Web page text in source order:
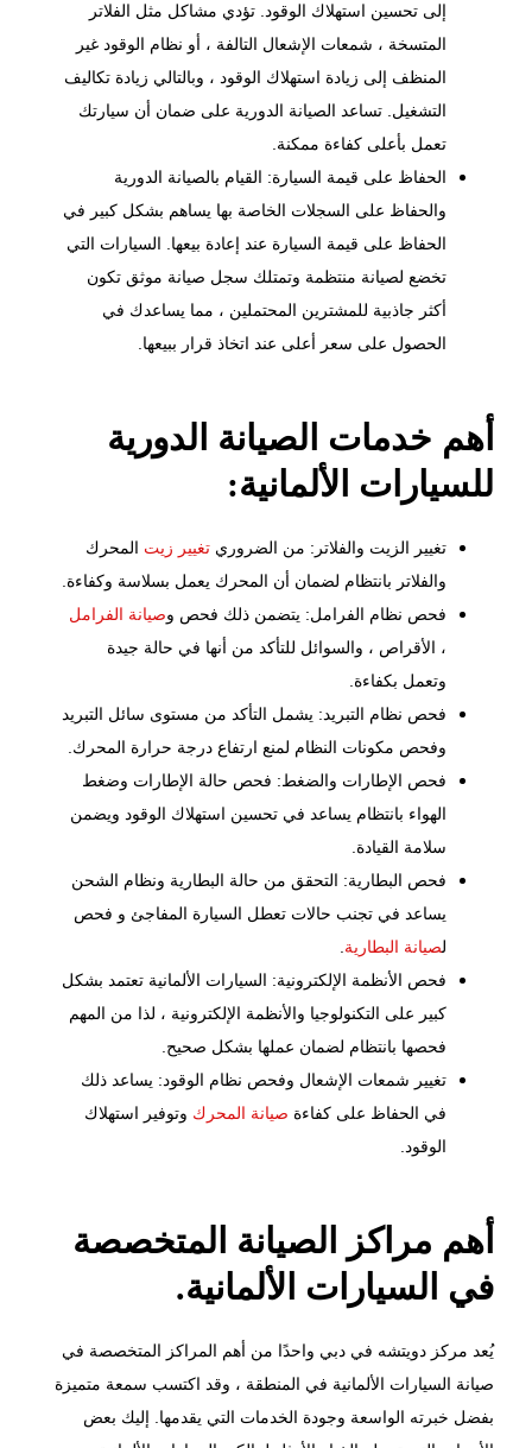
إلى تحسين استهلاك الوقود. تؤدي مشاكل مثل الفلاتر
المتسخة ، شمعات الإشعال التالفة ، أو نظام الوقود غير
المنظف إلى زيادة استهلاك الوقود ، وبالتالي زيادة تكاليف
التشغيل. تساعد الصيانة الدورية على ضمان أن سيارتك
تعمل بأعلى كفاءة ممكنة.
الحفاظ على قيمة السيارة: القيام بالصيانة الدورية
والحفاظ على السجلات الخاصة بها يساهم بشكل كبير في
الحفاظ على قيمة السيارة عند إعادة بيعها. السيارات التي
تخضع لصيانة منتظمة وتمتلك سجل صيانة موثق تكون
أكثر جاذبية للمشترين المحتملين ، مما يساعدك في
الحصول على سعر أعلى عند اتخاذ قرار ببيعها.
أهم خدمات الصيانة الدورية
للسيارات الألمانية:
تغيير الزيت والفلاتر: من الضروري تغيير زيت المحرك
والفلاتر بانتظام لضمان أن المحرك يعمل بسلاسة وكفاءة.
فحص نظام الفرامل: يتضمن ذلك فحص وصيانة الفرامل
، الأقراص ، والسوائل للتأكد من أنها في حالة جيدة
وتعمل بكفاءة.
فحص نظام التبريد: يشمل التأكد من مستوى سائل التبريد
وفحص مكونات النظام لمنع ارتفاع درجة حرارة المحرك.
فحص الإطارات والضغط: فحص حالة الإطارات وضغط
الهواء بانتظام يساعد في تحسين استهلاك الوقود ويضمن
سلامة القيادة.
فحص البطارية: التحقق من حالة البطارية ونظام الشحن
يساعد في تجنب حالات تعطل السيارة المفاجئ و فحص
لصيانة البطارية.
فحص الأنظمة الإلكترونية: السيارات الألمانية تعتمد بشكل
كبير على التكنولوجيا والأنظمة الإلكترونية ، لذا من المهم
فحصها بانتظام لضمان عملها بشكل صحيح.
تغيير شمعات الإشعال وفحص نظام الوقود: يساعد ذلك
في الحفاظ على كفاءة صيانة المحرك وتوفير استهلاك
الوقود.
أهم مراكز الصيانة المتخصصة
في السيارات الألمانية.
يُعد مركز دويتشه في دبي واحدًا من أهم المراكز المتخصصة في
صيانة السيارات الألمانية في المنطقة ، وقد اكتسب سمعة متميزة
بفضل خبرته الواسعة وجودة الخدمات التي يقدمها. إليك بعض